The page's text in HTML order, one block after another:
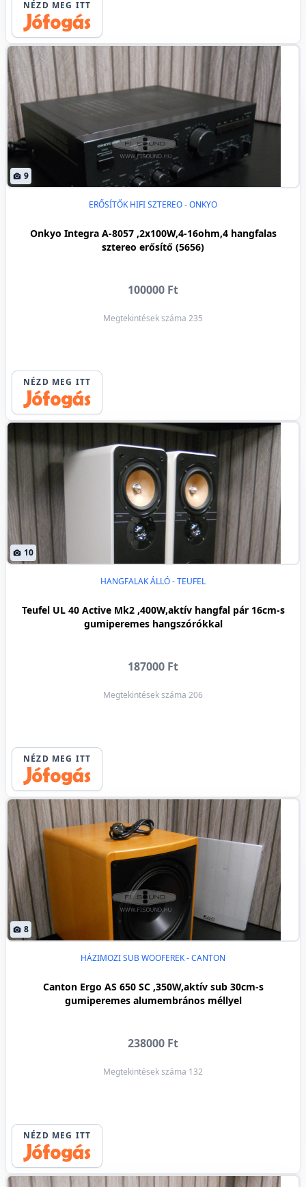
NÉZD MEG ITT
9
ERŐSÍTŐK HIFI SZTEREO - ONKYO
Onkyo Integra A-8057 ,2x100W,4-16ohm,4 hangfalas
sztereo erősítő (5656)
100000 Ft
Megtekintések száma 235
NÉZD MEG ITT
10
HANGFALAK ÁLLÓ - TEUFEL
Teufel UL 40 Active Mk2 ,400W,aktív hangfal pár 16cm-s
gumiperemes hangszórókkal
187000 Ft
Megtekintések száma 206
NÉZD MEG ITT
8
HÁZIMOZI SUB WOOFEREK - CANTON
Canton Ergo AS 650 SC ,350W,aktív sub 30cm-s
gumiperemes alumembrános méllyel
238000 Ft
Megtekintések száma 132
NÉZD MEG ITT